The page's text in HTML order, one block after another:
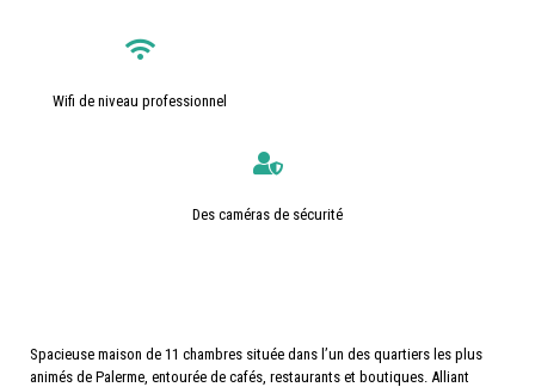
Wifi de niveau professionnel
Des caméras de sécurité
Spacieuse maison de 11 chambres située dans l’un des quartiers les plus
animés de Palerme, entourée de cafés, restaurants et boutiques. Alliant